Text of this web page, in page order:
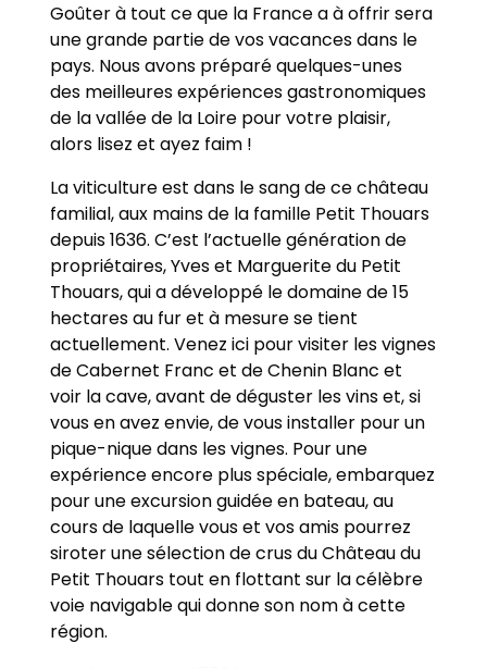
Goûter à tout ce que la France a à offrir sera
une grande partie de vos vacances dans le
pays. Nous avons préparé quelques-unes
des meilleures expériences gastronomiques
de la vallée de la Loire pour votre plaisir,
alors lisez et ayez faim !
La viticulture est dans le sang de ce château
familial, aux mains de la famille Petit Thouars
depuis 1636. C’est l’actuelle génération de
propriétaires, Yves et Marguerite du Petit
Thouars, qui a développé le domaine de 15
hectares au fur et à mesure se tient
actuellement. Venez ici pour visiter les vignes
de Cabernet Franc et de Chenin Blanc et
voir la cave, avant de déguster les vins et, si
vous en avez envie, de vous installer pour un
pique-nique dans les vignes. Pour une
expérience encore plus spéciale, embarquez
pour une excursion guidée en bateau, au
cours de laquelle vous et vos amis pourrez
siroter une sélection de crus du Château du
Petit Thouars tout en flottant sur la célèbre
voie navigable qui donne son nom à cette
région.